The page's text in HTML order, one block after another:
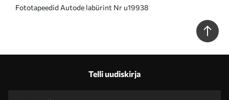
Fototapeedid Autode labürint Nr u19938
Telli uudiskirja